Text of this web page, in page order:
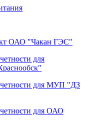
ОАО "Чакан ГЭС"
для
для МУП "ДЗ
для ОАО